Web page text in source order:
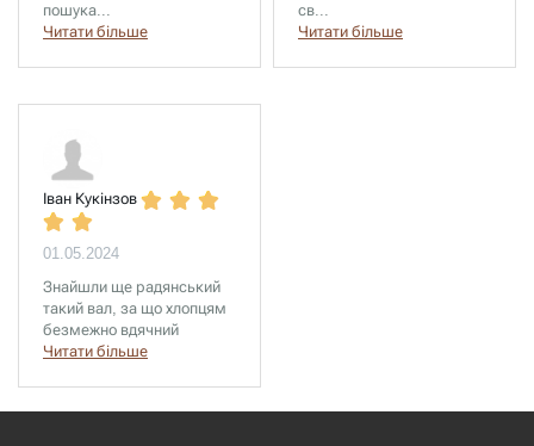
пошука...
Читати більше
св...
Читати більше
Іван Кукінзов
01.05.2024
Знайшли ще радянський
такий вал, за що хлопцям
безмежно вдячний
Читати більше